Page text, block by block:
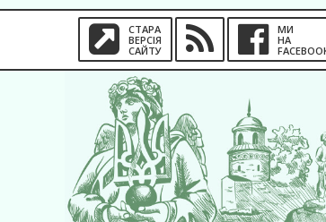
СТАРА
ВЕРСІЯ
САЙТУ
МИ
НА